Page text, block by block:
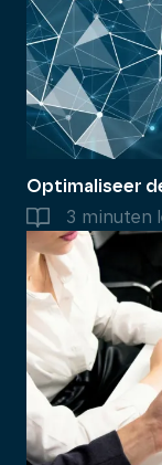
Optimaliseer
3 minuten